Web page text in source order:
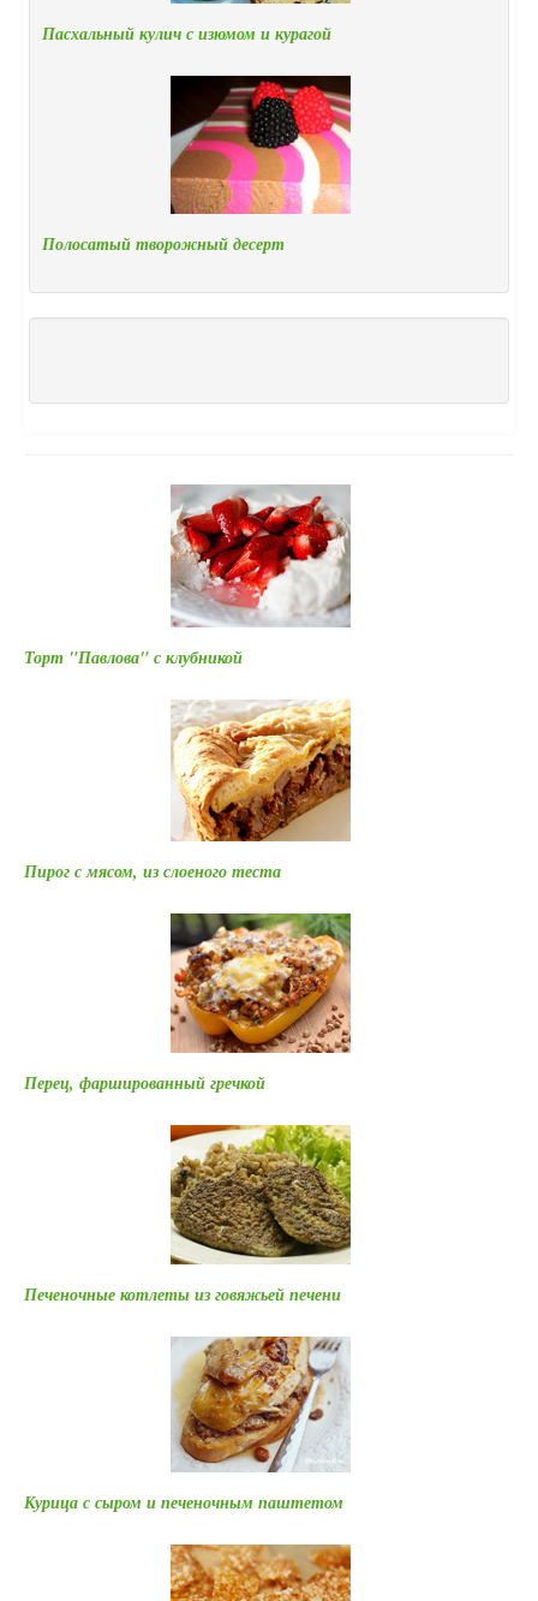
Пасхальный кулич с изюмом и курагой
Полосатый творожный десерт
Торт "Павлова" с клубникой
Пирог с мясом, из слоеного теста
Перец, фаршированный гречкой
Печеночные котлеты из говяжьей печени
Курица с сыром и печеночным паштетом